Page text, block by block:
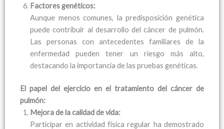
Factores genéticos:
Aunque menos comunes, la predisposición genética
puede contribuir al desarrollo del cáncer de pulmón.
Las personas con antecedentes familiares de la
enfermedad pueden tener un riesgo más alto,
destacando la importancia de las pruebas genéticas.
El papel del ejercicio en el tratamiento del cáncer de
pulmón:
Mejora de la calidad de vida:
Participar en actividad física regular ha demostrado